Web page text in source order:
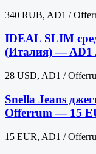
340 RUB, AD1 /
IDEAL SLIM
(Италия) — AD1
28 USD, AD1 /
Snella Jeans
Offerrum — 15
15 EUR, AD1 /